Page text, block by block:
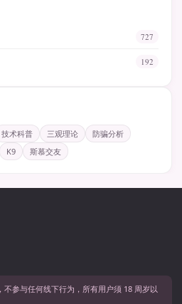
727
192
技术科普 三观理论
防骗分析
K9 斯慕交友
参与任何线下行为，所有用户须 18 周岁以